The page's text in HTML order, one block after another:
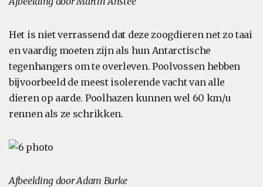
Het is niet verrassend dat deze zoogdieren net zo taai
en vaardig moeten zijn als hun Antarctische
tegenhangers om te overleven. Poolvossen hebben
bijvoorbeeld de meest isolerende vacht van alle
dieren op aarde. Poolhazen kunnen wel 60 km/u
rennen als ze schrikken.
Afbeelding door Adam Burke